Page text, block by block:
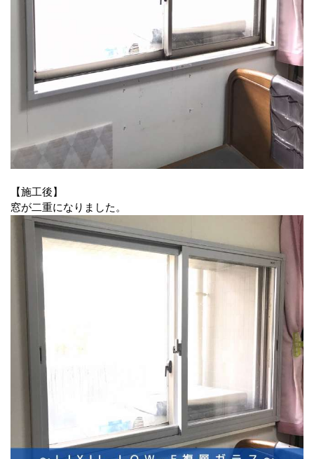
【施工後】
窓が二重になりました。